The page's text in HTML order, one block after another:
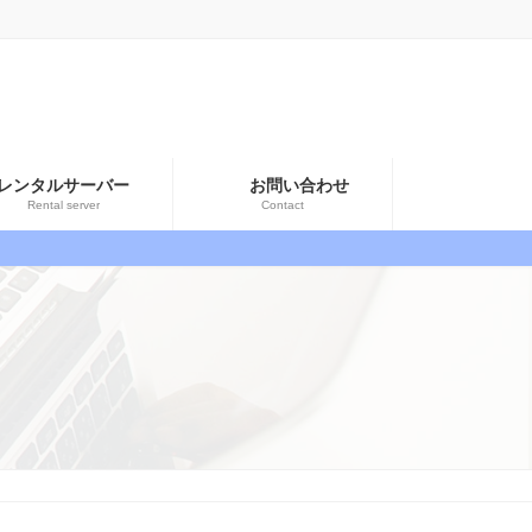
ンタルサーバー
Rental server
お問い合わせ
Contact